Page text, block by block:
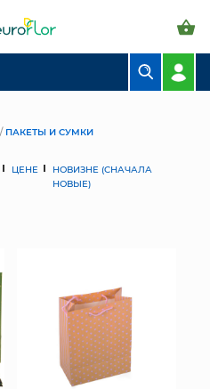
И КАШПО
УДОБРЕНИЯ
ИНТЕРЬЕРА
ПАКЕТЫ И СУМКИ
ЦЕНЕ
НОВИЗНЕ (СНАЧАЛА
НОВЫЕ)